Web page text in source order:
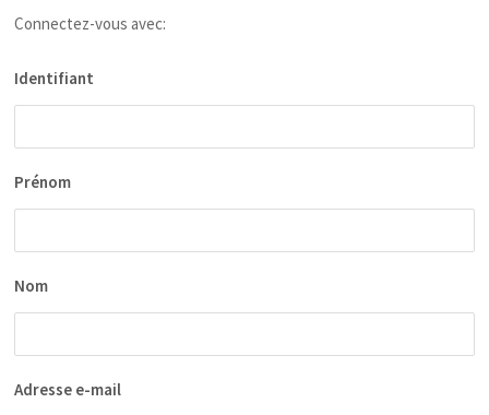
Connectez-vous avec:
Identifiant
Prénom
Nom
Adresse e-mail